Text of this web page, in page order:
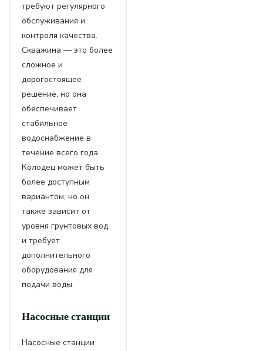
требуют регулярного
обслуживания и
контроля качества.
Скважина — это более
сложное и
дорогостоящее
решение, но она
обеспечивает
стабильное
водоснабжение в
течение всего года.
Колодец может быть
более доступным
вариантом, но он
также зависит от
уровня грунтовых вод
и требует
дополнительного
оборудования для
подачи воды.
Насосные станции
Насосные станции